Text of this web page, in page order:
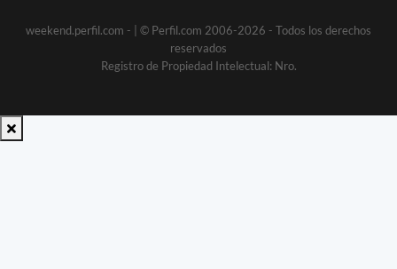
weekend.perfil.com -
| © Perfil.com 2006-2026 - Todos los derechos
reservados
Registro de Propiedad Intelectual: Nro.